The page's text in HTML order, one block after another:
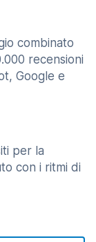
combinato
recensioni
Google e
per la
con i ritmi di